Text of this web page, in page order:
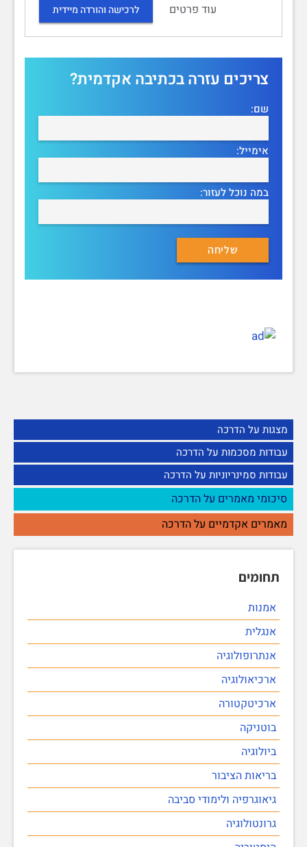
מצגות על הדרכה
עבודות מסכמות על הדרכה
עבודות סמינריוניות על הדרכה
סיכומי מאמרים על הדרכה
מאמרים אקדמיים על הדרכה
תחומים
אמנות
אנגלית
אנתרופולוגיה
ארכיאולוגיה
ארכיטקטורה
בוטניקה
ביולוגיה
בריאות הציבור
גיאוגרפיה ולימודי סביבה
גרונטולוגיה
עוד פרטים
לרכישה והורדה מיידית
צריכים עזרה בכתיבה אקדמית?
שם:
אימייל:
במה נוכל לעזור: